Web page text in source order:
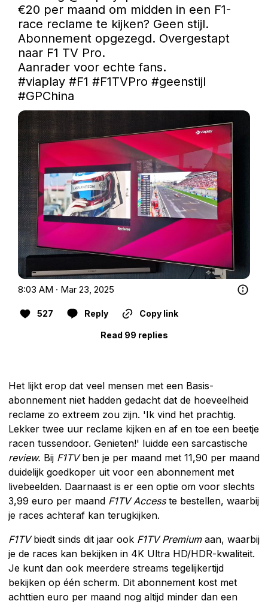
€20 per maand om midden in een F1-
race reclame te kijken? Geen stijl.
Abonnement opgezegd. Overgestapt
naar F1 TV Pro.
#viaplay #F1 #F1TVPro #geenstijl
#GPChina
8:03 AM · Mar 23, 2025
527 Reply Copy link
Read 99 replies
Het lijkt erop dat veel mensen met een Basis-
abonnement niet hadden gedacht dat de hoeveelheid
reclame zo extreem zou zijn. 'Ik vind het prachtig.
Lekker twee uur reclame kijken en af en toe een beetje
racen tussendoor. Genieten!' luidde een sarcastische
review. Bij F1TVben je per maand met 11,90 per maand
duidelijk goedkoper uit voor een abonnement met
livebeelden. Daarnaast is er een optie om voor slechts
3,99 euro per maand F1TV Access te bestellen, waarbij
je races achteraf kan terugkijken.
F1TVbiedt sinds dit jaar ook F1TV Premiumaan, waarbij
je de races kan bekijken in 4K Ultra HD/HDR-kwaliteit.
Je kunt dan ook meerdere streams tegelijkertijd
bekijken op één scherm. Dit abonnement kost met
achttien euro per maand nog altijd minder dan een